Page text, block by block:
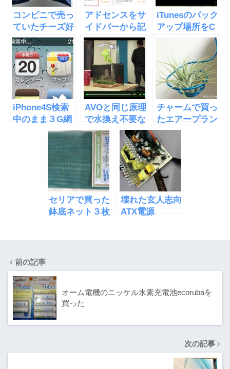
コンビニで売っ
ていたチーズ好
きのためのフロ
マージュスフレ
アドセンスをサ
イドバーから記
事中に移したら
収益が倍になっ
た
iTunesのバック
アップ場所をC
ドライブ以外に
設定する方法
iPhone4S検索
中のまま３G網
につながらない
AVOと同じ原理
で水換え不要な
水槽
「EcoQube
C」
チャームで買っ
たエアープラン
ツで栽培に再チ
ャレンジ
セリアで買った
鉢底ネット３枚
壊れた玄人志向
ATX電源
前の記事
オーム電機のニッケル水素充電池ecorubaを
買った
次の記事